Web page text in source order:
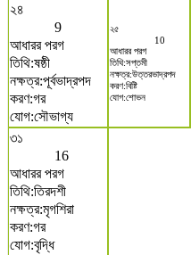
২৪
9
আধারর পরগ
তিথি:ষষ্ঠী
নক্ষত্র:পূর্বভাদ্রপদ
করণ:গর
যোগ:সৌভাগ্য
২৫
10
আধারর পরগ
তিথি:সপ্তমী
নক্ষত্র:উত্তরভাদ্রপদ
করণ:বিষ্টি
যোগ:শোভন
৩১
16
আধারর পরগ
তিথি:তিরদশী
নক্ষত্র:মৃগশিরা
করণ:গর
যোগ:বৃদ্ধি